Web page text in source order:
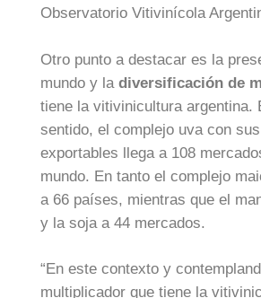
Observatorio Vitivinícola
Otro punto a destacar es la
mundo y la diversificación de
tiene la vitivinicultura argentina.
sentido, el complejo uva con
exportables llega a 108
mundo. En tanto el complejo
a 66 países, mientras que el
y la soja a 44 mercados.
“En este contexto y
multiplicador que tiene la